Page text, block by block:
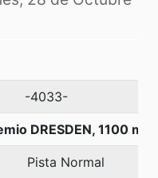
-4033-
DRESDEN, 1100
Pista Normal